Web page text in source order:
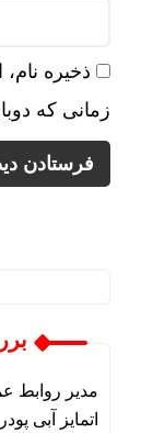
ذخیره
زمانی که
مدیر روابط
اتمایز آبی